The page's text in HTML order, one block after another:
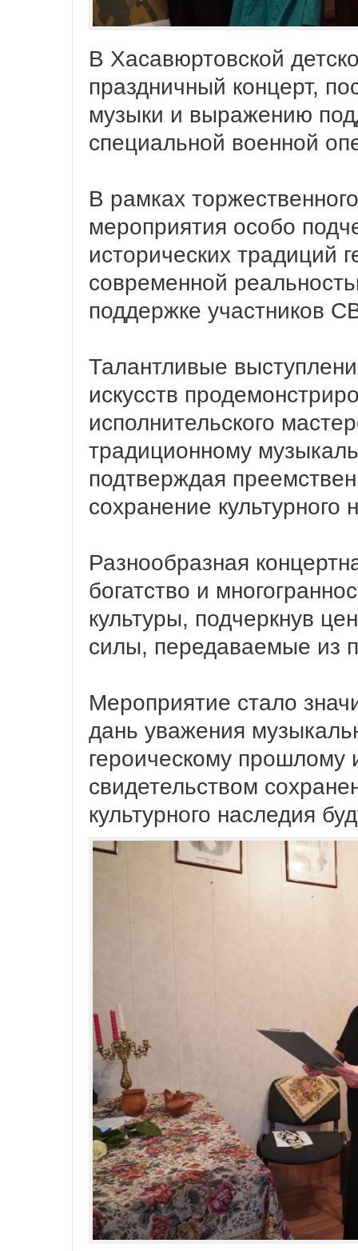
В Хасавюртовской
праздничный концерт,
музыки и выражению
специальной военной
В рамках
мероприятия особо
исторических традиций
современной
поддержке участников
Талантливые
искусств
исполнительского
традиционному
подтверждая
сохранение культурного
Разнообразная
богатство и
культуры, подчеркнув
силы, передаваемые из
Мероприятие стало
дань уважения
героическому прошлому
свидетельством
культурного наследия